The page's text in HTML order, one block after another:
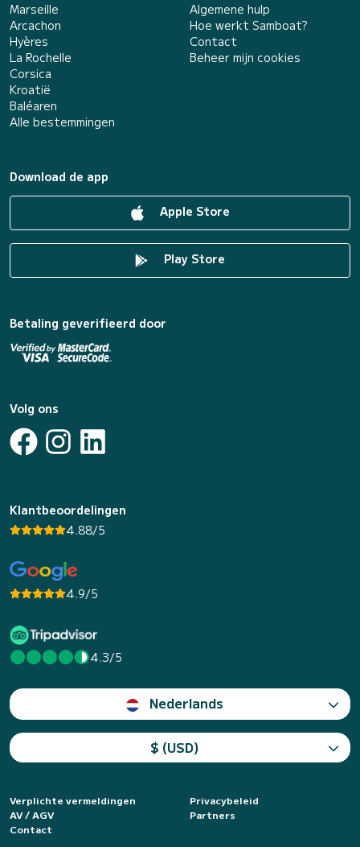
Marseille
Arcachon
Hyères
La Rochelle
Corsica
Kroatië
Baléaren
Alle bestemmingen
Algemene hulp
Hoe werkt Samboat?
Contact
Beheer mijn cookies
Download de app
Apple Store
Play Store
Betaling geverifieerd door
Volg ons
Klantbeoordelingen
4.88/5
4.9/5
4.3/5
Nederlands
$ (USD)
Verplichte vermeldingen
Privacybeleid
AV / AGV
Partners
Contact